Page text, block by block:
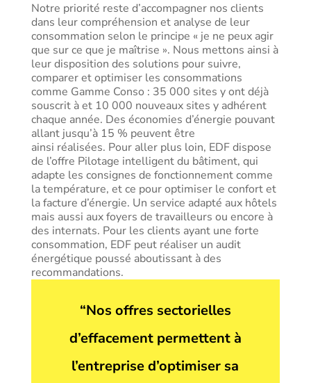
Notre priorité reste d’accompagner nos clients
dans leur compréhension et analyse de leur
consommation selon le principe « je ne peux agir
que sur ce que je maîtrise ». Nous mettons ainsi à
leur disposition des solutions pour suivre,
comparer et optimiser les consommations
comme Gamme Conso : 35 000 sites y ont déjà
souscrit à et 10 000 nouveaux sites y adhérent
chaque année. Des économies d’énergie pouvant
allant jusqu’à 15 % peuvent être
ainsi réalisées. Pour aller plus loin, EDF dispose
de l’offre Pilotage intelligent du bâtiment, qui
adapte les consignes de fonctionnement comme
la température, et ce pour optimiser le confort et
la facture d’énergie. Un service adapté aux hôtels
mais aussi aux foyers de travailleurs ou encore à
des internats. Pour les clients ayant une forte
consommation, EDF peut réaliser un audit
énergétique poussé aboutissant à des
recommandations.
“Nos offres sectorielles
d’effacement permettent à
l’entreprise d’optimiser sa